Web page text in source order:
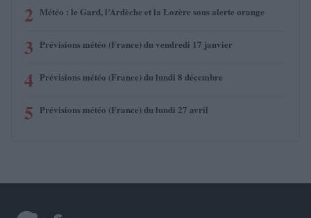
2 Météo : le Gard, l’Ardèche et la Lozère sous alerte orange
3 Prévisions météo (France) du vendredi 17 janvier
4 Prévisions météo (France) du lundi 8 décembre
5 Prévisions météo (France) du lundi 27 avril